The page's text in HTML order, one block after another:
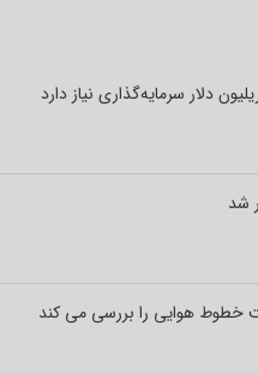
خطوط هوایی را بررسی می کند